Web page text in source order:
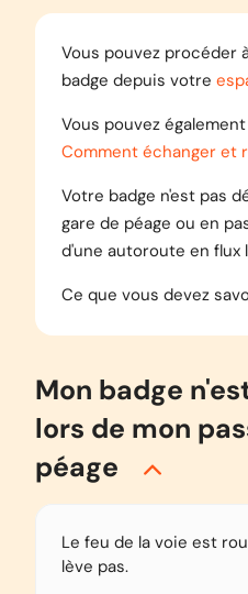
Vous pouvez procéder
badge depuis votre
Vous pouvez
Comment échanger et
Votre badge n'est pas
gare de péage ou en
d'une autoroute en flux
Ce que vous devez
Mon badge
lors de mon
péage
Le feu de la voie est
lève pas.